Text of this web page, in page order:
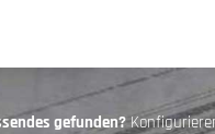
gefunden?